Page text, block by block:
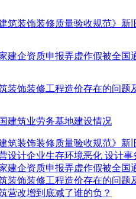
建筑装饰装修质量验收规范》新
建企资质申报弄虚作假被全国
装饰装修工程造价存在的问题
建筑业劳务基地建设情况
建筑装饰装修质量验收规范》新
设计企业生存环境恶化 设计事
建企资质申报弄虚作假被全国
装饰装修工程造价存在的问题
营改增到底减了谁的负？